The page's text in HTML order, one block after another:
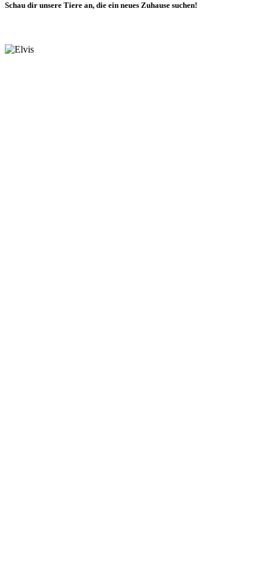
Schau dir unsere Tiere an, die ein neues Zuhause suchen!